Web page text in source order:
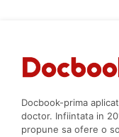
Docbook-prima
doctor. Infiintata in
propune sa ofere o